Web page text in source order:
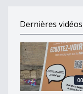
Dernières vidéos
Rire de tout,